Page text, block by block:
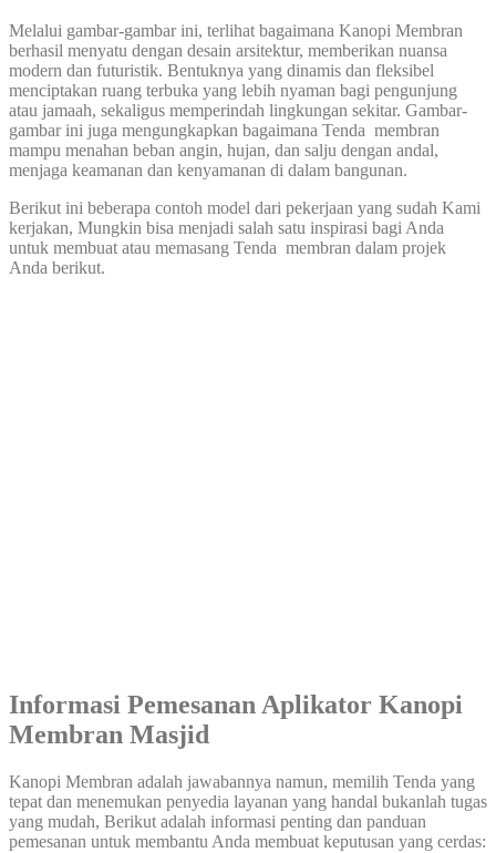
Melalui gambar-gambar ini, terlihat bagaimana Kanopi Membran
berhasil menyatu dengan desain arsitektur, memberikan nuansa
modern dan futuristik. Bentuknya yang dinamis dan fleksibel
menciptakan ruang terbuka yang lebih nyaman bagi pengunjung
atau jamaah, sekaligus memperindah lingkungan sekitar. Gambar-
gambar ini juga mengungkapkan bagaimana Tenda membran
mampu menahan beban angin, hujan, dan salju dengan andal,
menjaga keamanan dan kenyamanan di dalam bangunan.
Berikut ini beberapa contoh model dari pekerjaan yang sudah Kami
kerjakan, Mungkin bisa menjadi salah satu inspirasi bagi Anda
untuk membuat atau memasang Tenda membran dalam projek
Anda berikut.
Informasi Pemesanan Aplikator Kanopi
Membran Masjid
Kanopi Membran adalah jawabannya namun, memilih Tenda yang
tepat dan menemukan penyedia layanan yang handal bukanlah tugas
yang mudah, Berikut adalah informasi penting dan panduan
pemesanan untuk membantu Anda membuat keputusan yang cerdas: